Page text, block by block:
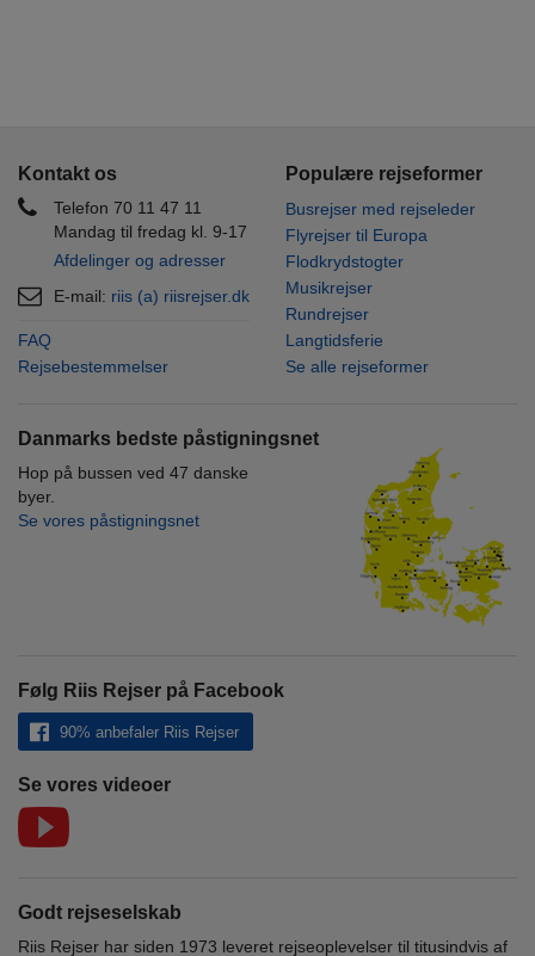
Kontakt os
Telefon 70 11 47 11
Mandag til fredag kl. 9-17
Afdelinger og adresser
E-mail: riis (a) riisrejser.dk
FAQ
Rejsebestemmelser
Populære rejseformer
Busrejser med rejseleder
Flyrejser til Europa
Flodkrydstogter
Musikrejser
Rundrejser
Langtidsferie
Se alle rejseformer
Danmarks bedste påstigningsnet
Hop på bussen ved 47 danske
byer.
Se vores påstigningsnet
Følg Riis Rejser på Facebook
90% anbefaler Riis Rejser
Se vores videoer
Godt rejseselskab
Riis Rejser har siden 1973 leveret rejseoplevelser til titusindvis af